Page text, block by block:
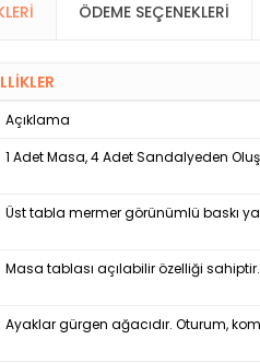
ÖDEME SEÇENEKLERI
Açıklama
1 Adet Masa, 4 Adet Sandalyeden
Üst tabla mermer görünümlü baskı
Masa tablası açılabilir özelliği sahiptir.
Ayaklar gürgen ağacıdır. Oturum,